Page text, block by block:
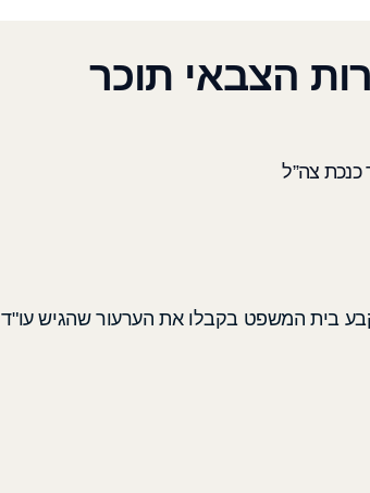
הצבאי תוכר
כנכת צה”ל
בית המשפט בקבלו את הערעור שהגיש עו"ד